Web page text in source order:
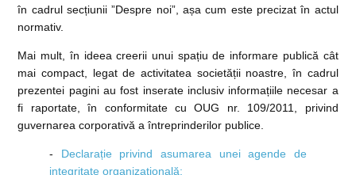
în cadrul secțiunii ”Despre noi”, așa cum este precizat în actul
normativ.
Mai mult, în ideea creerii unui spațiu de informare publică cât
mai compact, legat de activitatea societății noastre, în cadrul
prezentei pagini au fost inserate inclusiv informațiile necesar a
fi raportate, în conformitate cu OUG nr. 109/2011, privind
guvernarea corporativă a întreprinderilor publice.
- Declarație privind asumarea unei agende de
integritate organizațională;